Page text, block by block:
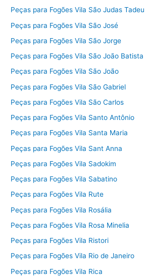
Peças para Fogões Vila São Judas Tadeu
Peças para Fogões Vila São José
Peças para Fogões Vila São Jorge
Peças para Fogões Vila São João Batista
Peças para Fogões Vila São João
Peças para Fogões Vila São Gabriel
Peças para Fogões Vila São Carlos
Peças para Fogões Vila Santo Antônio
Peças para Fogões Vila Santa Maria
Peças para Fogões Vila Sant Anna
Peças para Fogões Vila Sadokim
Peças para Fogões Vila Sabatino
Peças para Fogões Vila Rute
Peças para Fogões Vila Rosália
Peças para Fogões Vila Rosa Minelia
Peças para Fogões Vila Ristori
Peças para Fogões Vila Rio de Janeiro
Peças para Fogões Vila Rica